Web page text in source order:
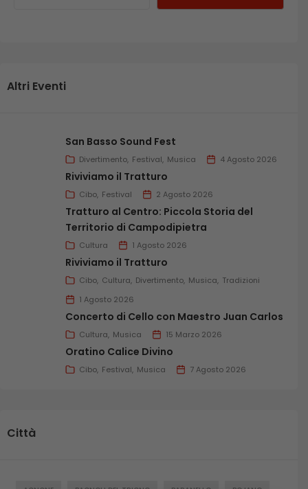
Altri Eventi
San Basso Sound Fest
Divertimento Festival Musica 4 Agosto 2026
Tratturo al Centro: Piccola Storia del
Territorio di Campodipietra
Cultura 1 Agosto 2026
Riviviamo il Tratturo
Cibo Cultura
1 Agosto 2026
Concerto di Cello con Maestro Juan Carlos
Cultura Musica 15 Marzo 2026
Oratino Calice Divino